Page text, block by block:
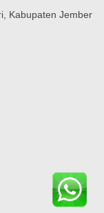
Kabupaten Jember